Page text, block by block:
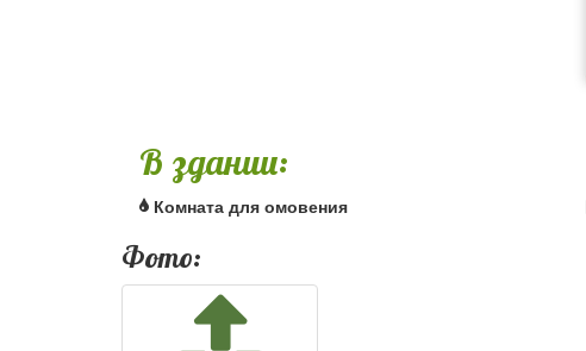
В здании:
Комната для омовения
Фото: